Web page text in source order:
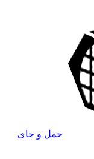
حمل و جای